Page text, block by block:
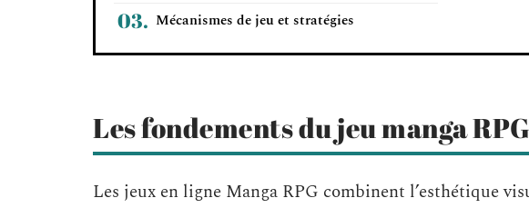
Mécanismes de jeu et stratégies
Les fondements du jeu manga RPG
Les jeux en ligne Manga RPG combinent l’esthétique